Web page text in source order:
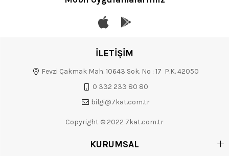
İLETİŞİM
Fevzi Çakmak Mah. 10643 Sok. No : 17 P.K. 42050
0 332 233 80 80
bilgi@7kat.com.tr
Copyright © 2022 7kat.com.tr
KURUMSAL